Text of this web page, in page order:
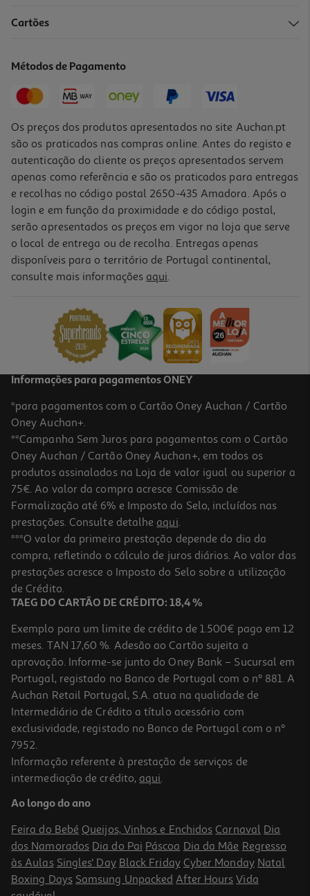
Price reduced from
3,79 €to
Promoção
Cartões
Métodos de Pagamento
Os preços dos produtos apresentados no site Auchan.pt
são os praticados nas compras online. Antes do registo e
autenticação do cliente os preços apresentados servem
apenas como referência e são os praticados para entregas
e recolhas no código postal 2650-435 Amadora. Após o
login e em função da proximidade e do código postal,
serão apresentados os preços em vigor na loja que serve
o local de entrega ou de recolha. Entregas apenas
disponíveis para o território de Portugal continental,
consulte mais informações aqui.
Informações para pagamentos ONEY
*para pagamentos com o Cartão Oney Auchan / Cartão
Oney Auchan+.
**Campanha Sem Juros para pagamentos com o Cartão
Oney Auchan / Cartão Oney Auchan+, em todos os
produtos assinalados na Loja de valor igual ou superior a
75€. Ao valor da compra acresce Comissão de
Formalização até 6% e Imposto do Selo, incluídos nas
prestações. Consulte detalhe aqui.
***O valor da primeira prestação depende do dia da
compra, refletindo o cálculo de juros diários. Ao valor das
prestações acresce o Imposto do Selo sobre a utilização
de Crédito.
TAEG DO CARTÃO DE CRÉDITO: 18,4 %
Exemplo para um limite de crédito de 1.500€ pago em 12
meses. TAN 17,60 %. Adesão ao Cartão sujeita a
aprovação. Informe-se junto do Oney Bank – Sucursal em
Portugal, registado no Banco de Portugal com o nº 881. A
Auchan Retail Portugal, S.A. atua na qualidade de
Intermediário de Crédito a título acessório com
exclusividade, registado no Banco de Portugal com o nº
7952.
Informação referente à prestação de serviços de
intermediação de crédito, aqui.
Ao longo do ano
Feira do Bebé Queijos, Vinhos e Enchidos Carnaval Dia
dos Namorados Dia do Pai Páscoa Dia da Mãe Regresso
às Aulas Singles' Day Black Friday Cyber Monday Natal
Boxing Days Samsung Unpacked After Hours Vida